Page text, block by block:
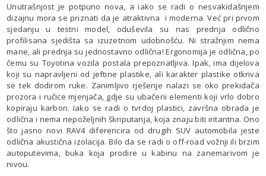
Unutrašnjost je potpuno nova, a iako se radi o nesvakidašnjem
dizajnu mora se priznati da je atraktivna i moderna. Već pri prvom
sjedanju u testni model, oduševila su nas prednja odlično
profilisana sjedišta sa izuzetnom udobnošću. Ni stražnjim nema
mane, ali prednja su jednostavno odlična! Ergonomija je odlična, po
čemu su Toyotina vozila postala prepoznatljiva. Ipak, ima dijelova
koji su napravljeni od jeftine plastike, ali karakter plastike otkriva
se tek dodirom ruke. Zanimljivo rješenje nalazi se oko prekidača
prozora i ručice mjenjača, gdje su ubačeni elementi koji vrlo dobro
kopiraju karbon. Iako se radi o tvrdoj plastici, završna obrada je
odlična i nema nepoželjnih škriputanja, koja znaju biti iritantna. Ono
što jasno novi RAV4 diferencira od drugih SUV automobila jeste
odlična akustična izolacija. Bilo da se radi o off-road vožnji ili brzim
autoputevima, buka koja prodire u kabinu na zanemarivom je
nivou.